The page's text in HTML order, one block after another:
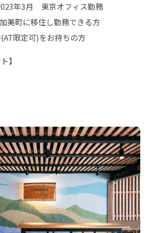
年3月　東京オフィス勤務
美町に移住し勤務できる方
限定可)をお持ちの方
】